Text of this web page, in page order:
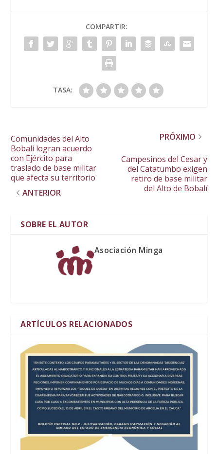
COMPARTIR:
TASA:
Comunidades del Alto
Bobalí logran acuerdo
con Ejército para
traslado de base militar
que afecta su territorio
ANTERIOR
PRÓXIMO
Campesinos del Cesar y
del Catatumbo exigen
retiro de base militar
del Alto de Bobalí
SOBRE EL AUTOR
Asociación Minga
ARTÍCULOS RELACIONADOS